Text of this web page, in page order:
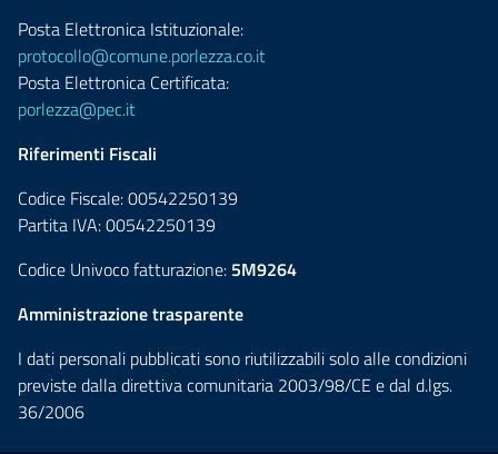
Posta Elettronica Istituzionale:
protocollo@comune.porlezza.co.it
Posta Elettronica Certificata:
porlezza@pec.it
Riferimenti Fiscali
Codice Fiscale: 00542250139
Partita IVA: 00542250139
Codice Univoco fatturazione: 5M9264
Amministrazione trasparente
I dati personali pubblicati sono riutilizzabili solo alle condizioni
previste dalla direttiva comunitaria 2003/98/CE e dal d.lgs.
36/2006